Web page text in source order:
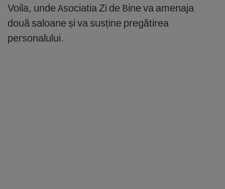
Voila, unde Asociatia Zi de Bine va amenaja
două saloane și va susține pregătirea
personalului.